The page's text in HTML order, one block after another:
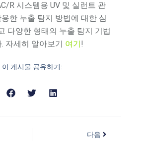
R 시스템용 UV 및 실런트 관
용한 누출 탐지 방법에 대한 심
다양한 형태의 누출 탐지 기법
자세히 알아보기 여기 !
이 게시물 공유하기:
다음